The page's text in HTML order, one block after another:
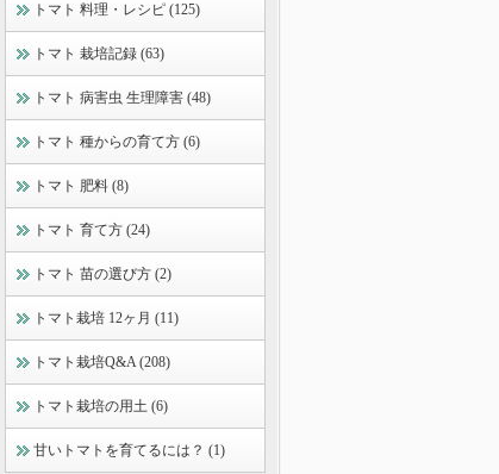
トマト 料理・レシピ (125)
トマト 栽培記録 (63)
トマト 病害虫 生理障害 (48)
トマト 種からの育て方 (6)
トマト 肥料 (8)
トマト 育て方 (24)
トマト 苗の選び方 (2)
トマト栽培 12ヶ月 (11)
トマト栽培Q&A (208)
トマト栽培の用土 (6)
甘いトマトを育てるには？ (1)